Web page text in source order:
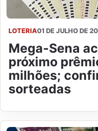
LOTERIA01 DE JULHO DE
Mega-Sena
próximo
milhões;
sorteadas